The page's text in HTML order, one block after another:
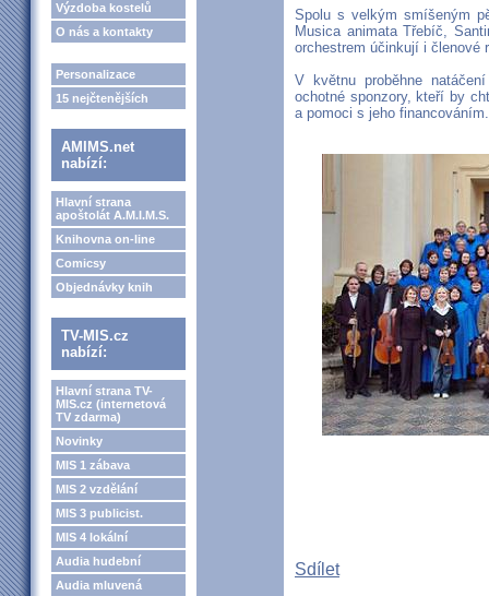
Výzdoba kostelů
O nás a kontakty
Personalizace
15 nejčtenějších
AMIMS.net
nabízí:
Hlavní strana
apoštolát A.M.I.M.S.
Knihovna on-line
Comicsy
Objednávky knih
TV-MIS.cz
nabízí:
Hlavní strana TV-
MIS.cz (internetová
TV zdarma)
Novinky
MIS 1 zábava
MIS 2 vzdělání
MIS 3 publicist.
MIS 4 lokální
Audia hudební
Audia mluvená
Spolu s velkým smíšeným
Musica animata Třebíč,
orchestrem účinkují i členové
V květnu proběhne
ochotné sponzory, kteří by
a pomoci s jeho
Sdílet